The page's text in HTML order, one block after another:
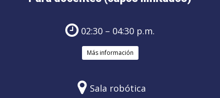
02:30 – 04:30 p.m.
Más información
Sala robótica